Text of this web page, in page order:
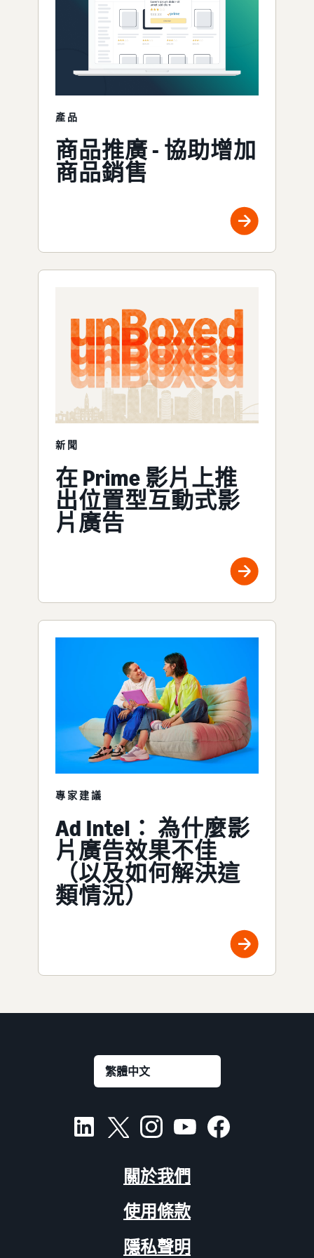
產品
商品推廣 - 協助增加
商品銷售
新聞
在 Prime 影片上推
出位置型互動式影
片廣告
專家建議
Ad Intel： 為什麼影
片廣告效果不佳
（以及如何解決這
類情況）
關於我們
使用條款
隱私聲明